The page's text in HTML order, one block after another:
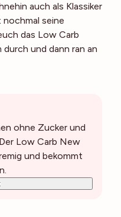
auch als Klassiker
nochmal seine
das Low Carb
durch und dann ran an
ohne Zucker und
Low Carb New
und bekommt